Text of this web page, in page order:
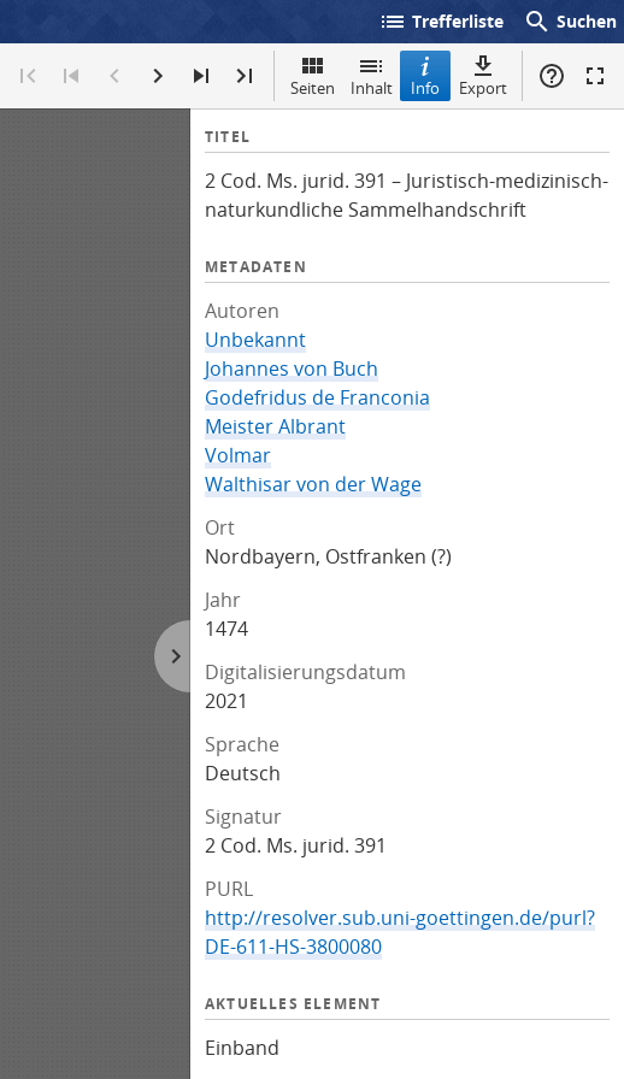
list Trefferliste search Suchen
Seiten Inhalt Info Export
I
f
o
TITEL
2 Cod. Ms. jurid. 391 – Juristisch-medizinisch-
naturkundliche Sammelhandschrift
METADATEN
Autoren
Unbekannt
Johannes von Buch
Godefridus de Franconia
Meister Albrant
Volmar
Walthisar von der Wage
Ort
Nordbayern, Ostfranken (?)
Jahr
1474
Digitalisierungsdatum
2021
Sprache
Deutsch
Signatur
2 Cod. Ms. jurid. 391
PURL
http://resolver.sub.uni-goettingen.de/purl?
DE-611-HS-3800080
AKTUELLES ELEMENT
Einband